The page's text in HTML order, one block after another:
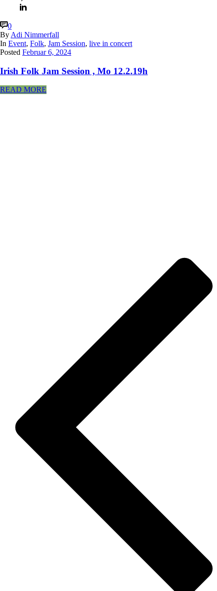
0
By Adi Nimmerfall
In Event, Folk, Jam Session, live in concert
Posted Februar 6, 2024
Irish Folk Jam Session , Mo 12.2.19h
READ MORE